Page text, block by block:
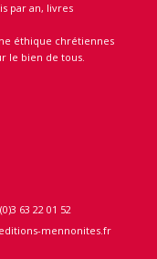
par an, livres
éthique chrétiennes
le bien de tous.
63 22 01 52
mennonites.fr